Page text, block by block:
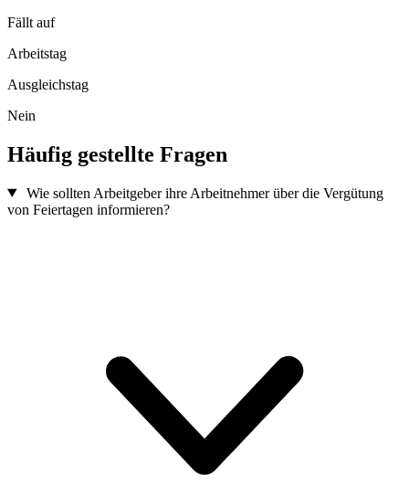
Fällt auf
Arbeitstag
Ausgleichstag
Nein
Häufig gestellte Fragen
Wie sollten Arbeitgeber ihre Arbeitnehmer über die Vergütung
von Feiertagen informieren?